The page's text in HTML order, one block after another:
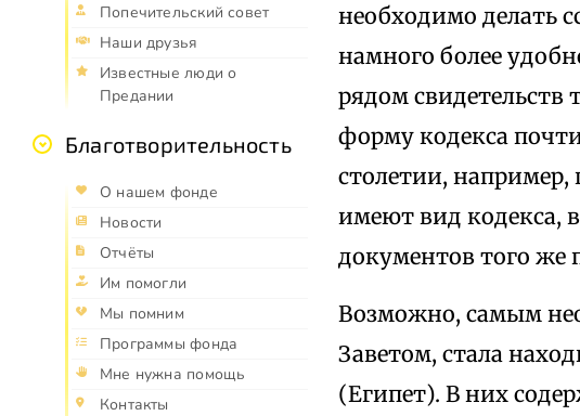
Попечительский совет
Наши друзья
Известные люди о
Предании
Благотворительность
О нашем фонде
Новости
Отчёты
Им помогли
Мы помним
Программы фонда
Мне нужна помощь
Контакты
необходимо делать
намного более
рядом свидетельств
форму кодекса
столетии, например,
имеют вид кодекса,
документов того же
Возможно, самым
Заветом, стала
(Египет). В них